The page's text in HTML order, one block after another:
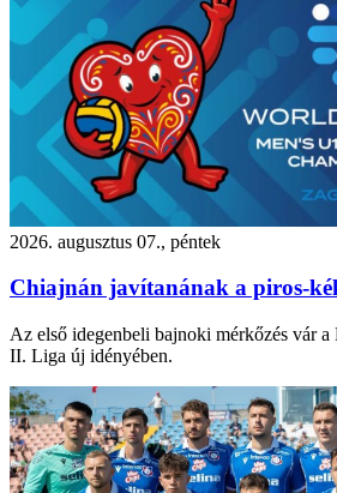
2026. augusztus 07., péntek
Chiajnán javítanának a piros-
Az első idegenbeli bajnoki mérkőzés vár
II. Liga új idényében.